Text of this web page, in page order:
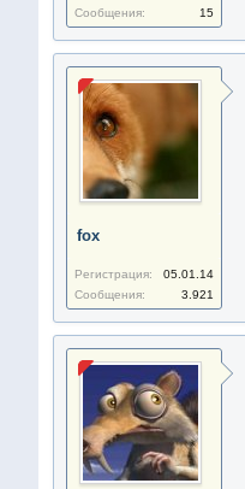
Сообщения:
15
fox
Регистрация:
05.01.14
Сообщения:
3.921